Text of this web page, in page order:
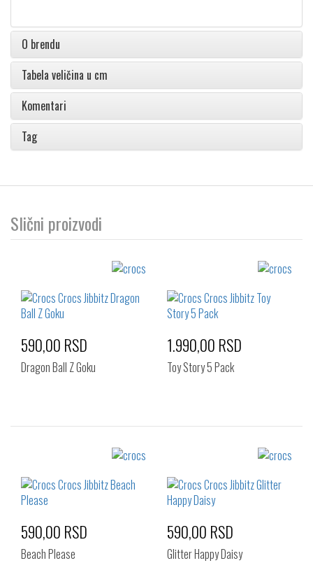
O brendu
Tabela veličina u cm
Komentari
Tag
Slični proizvodi
Izaberi željeni broj:
590,00 RSD
Dragon Ball Z Goku
Izaberi željeni broj:
1.990,00 RSD
Toy Story 5 Pack
590,00 RSD
Beach Please
590,00 RSD
Glitter Happy Daisy